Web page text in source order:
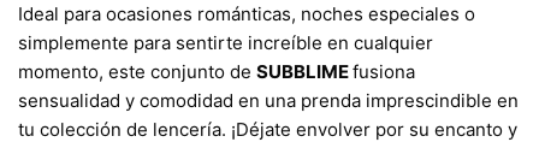
Ideal para ocasiones románticas, noches especiales o
simplemente para sentirte increíble en cualquier
momento, este conjunto de SUBBLIMEfusiona
sensualidad y comodidad en una prenda imprescindible en
tu colección de lencería. ¡Déjate envolver por su encanto y